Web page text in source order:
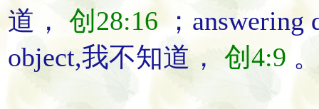
道 ， 创28:16 ；answering
object,我不知道， 创4:9